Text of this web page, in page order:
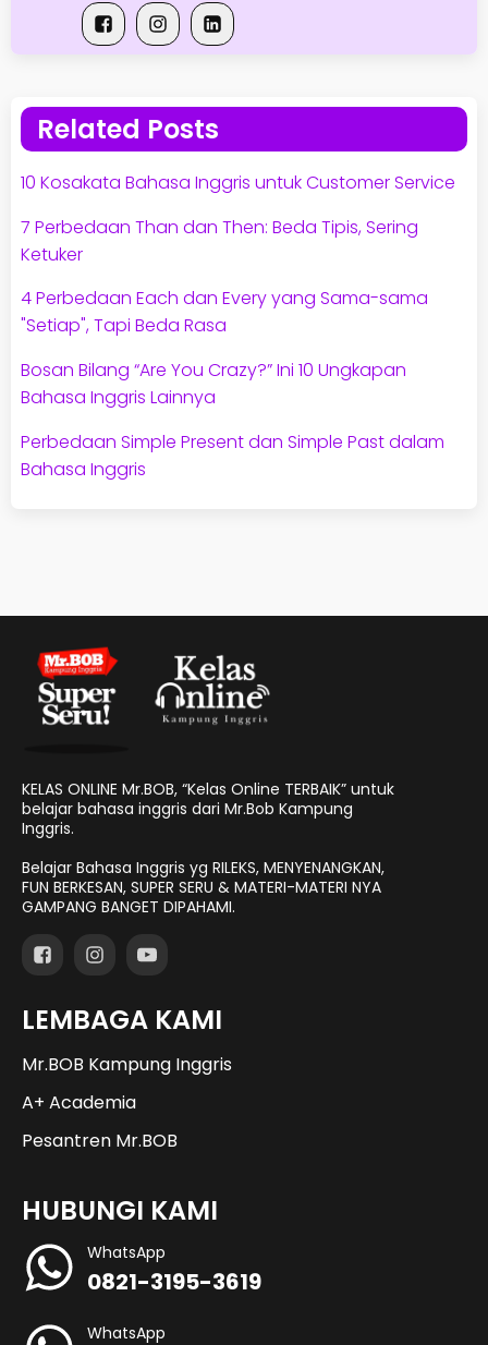
Related Posts
10 Kosakata Bahasa Inggris untuk Customer Service
7 Perbedaan Than dan Then: Beda Tipis, Sering
Ketuker
4 Perbedaan Each dan Every yang Sama-sama
"Setiap", Tapi Beda Rasa
Bosan Bilang “Are You Crazy?” Ini 10 Ungkapan
Bahasa Inggris Lainnya
Perbedaan Simple Present dan Simple Past dalam
Bahasa Inggris
KELAS ONLINE Mr.BOB, “Kelas Online TERBAIK” untuk
belajar bahasa inggris dari Mr.Bob Kampung
Inggris.
Belajar Bahasa Inggris yg RILEKS, MENYENANGKAN,
FUN BERKESAN, SUPER SERU & MATERI-MATERI NYA
GAMPANG BANGET DIPAHAMI.
LEMBAGA KAMI
Mr.BOB Kampung Inggris
A+ Academia
Pesantren Mr.BOB
HUBUNGI KAMI
WhatsApp
0821-3195-3619
WhatsApp